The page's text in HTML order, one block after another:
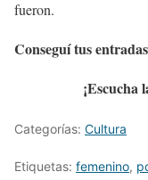
fueron.
Conseguí tus
¡Escucha
Categorías: Cultura
Etiquetas: femenino,